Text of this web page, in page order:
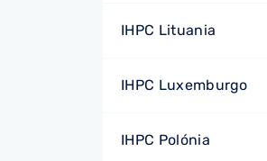
IHPC Lituania
IHPC Luxemburgo
IHPC Polónia